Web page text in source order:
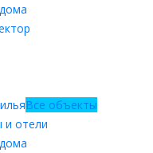
Все объекты
и отели